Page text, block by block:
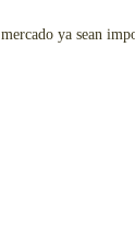
ya sean